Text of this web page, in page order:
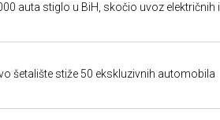
auta stiglo u BiH, skočio uvoz električnih i
šetalište stiže 50 ekskluzivnih automobila